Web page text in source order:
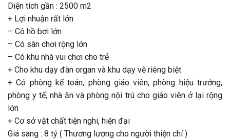
Diện tích gần : 2500 m2
+ Lợi nhuận rất lớn
– Có hồ bơi lớn
– Có sân chơi rộng lớn
– Có khu nhà vui chơi cho trẻ
+ Cho khu dạy đàn organ và khu dạy vẽ riêng biệt
+ Có phòng kế toán, phòng giáo viên, phòng hiệu trưởng,
phòng y tế, nhà ăn và phòng nội trú cho giáo viên ở lại rộng
lớn
+ Cơ sở vật chất tiện nghi, hiện đại
Giá sang : 8 tỷ ( Thương lượng cho người thiện chí )